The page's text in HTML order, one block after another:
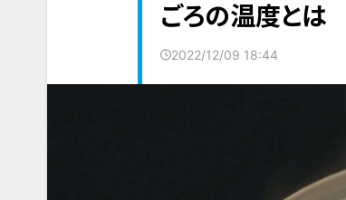
ごろの温度とは
2022/12/09 18:44